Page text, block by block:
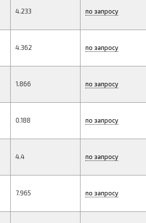
4.233 по запросу
4.362 по запросу
1.866 по запросу
0.188 по запросу
4.4 по запросу
7.965 по запросу